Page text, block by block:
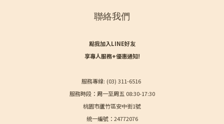
聯絡我們
點我加入LINE好友
享專人服務+優惠通知!
服務專線: (03) 311-6516
服務時段：周一至周五 08:30-17:30
桃園市蘆竹區安中街1號
統一編號：24772076